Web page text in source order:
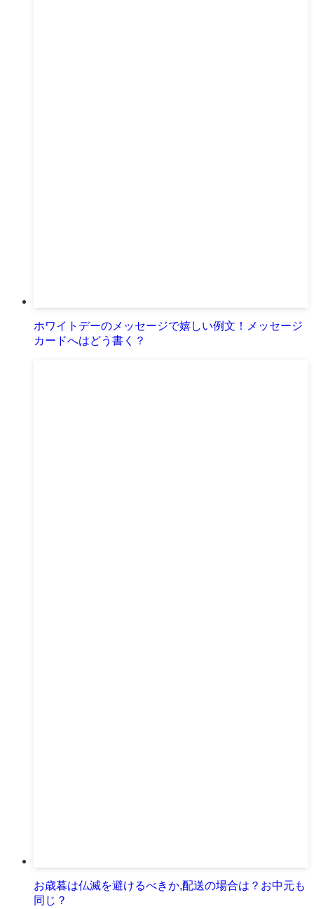
ホワイトデーのメッセージで嬉しい例文！メッセージ
カードへはどう書く？
お歳暮は仏滅を避けるべきか,配送の場合は？お中元も
同じ？